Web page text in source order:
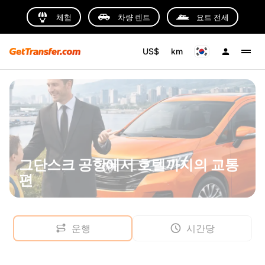
체험 차량 렌트 요트 전세
US$ km
그단스크 공항에서 호텔까지의 교통
편
운행 시간당